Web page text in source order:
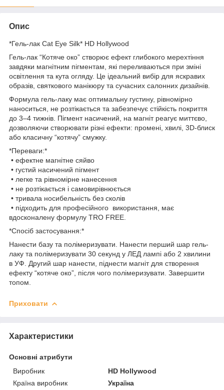
Опис
*Гель-лак Cat Eye Silk* HD Hollywood
Гель-лак “Котяче око” створює ефект глибокого мерехтіння
завдяки магнітним пігментам, які переливаються при зміні
освітлення та кута огляду. Це ідеальний вибір для яскравих
образів, святкового манікюру та сучасних салонних дизайнів.
Формула гель-лаку має оптимальну густину, рівномірно
наноситься, не розтікається та забезпечує стійкість покриття
до 3–4 тижнів. Пігмент насичений, на магніт реагує миттєво,
дозволяючи створювати різні ефекти: промені, хвилі, 3D-блиск
або класичну “котячу” смужку.
*Переваги:*
• ефектне магнітне сяйво
• густий насичений пігмент
• легке та рівномірне нанесення
• не розтікається і самовирівнюється
• тривала носибельність без сколів
• підходить для професійного використання, має
вдосконалену формулу TRO FREE.
*Спосіб застосування:*
Нанести базу та полімеризувати. Нанести перший шар гель-
лаку та полімеризувати 30 секунд у ЛЕД лампі або 2 хвилини
в УФ. Другий шар нанести, піднести магніт для створення
ефекту “котяче око”, після чого полімеризувати. Завершити
топом.
Приховати
Характеристики
Основні атрибути
Виробник
HD Hollywood
Країна виробник
Україна